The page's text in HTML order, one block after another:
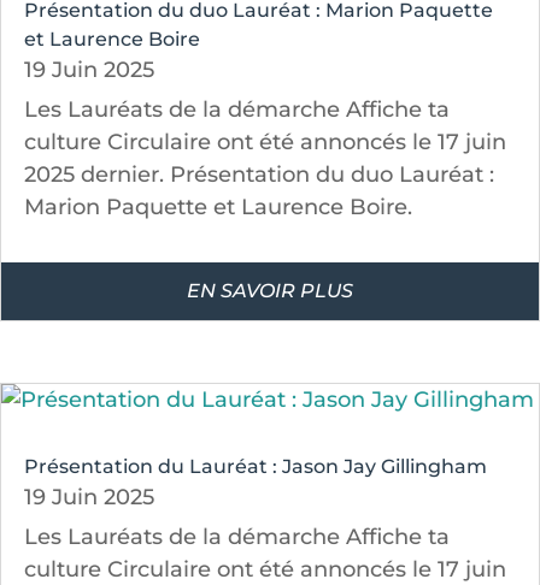
Présentation du duo Lauréat : Marion Paquette
et Laurence Boire
19 Juin 2025
Les Lauréats de la démarche Affiche ta
culture Circulaire ont été annoncés le 17 juin
2025 dernier. Présentation du duo Lauréat :
Marion Paquette et Laurence Boire.
EN SAVOIR PLUS
Présentation du Lauréat : Jason Jay Gillingham
19 Juin 2025
Les Lauréats de la démarche Affiche ta
culture Circulaire ont été annoncés le 17 juin